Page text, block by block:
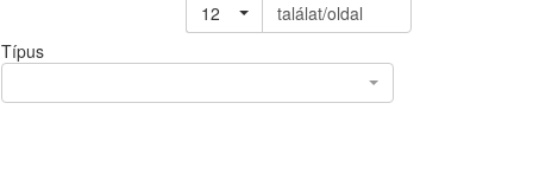
12
találat/oldal
Típus